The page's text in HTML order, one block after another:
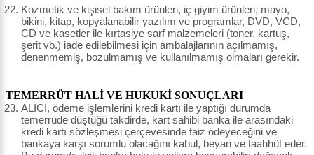
Kozmetik ve kişisel bakım ürünleri, iç giyim ürünleri, mayo,
bikini, kitap, kopyalanabilir yazılım ve programlar, DVD, VCD,
CD ve kasetler ile kırtasiye sarf malzemeleri (toner, kartuş,
şerit vb.) iade edilebilmesi için ambalajlarının açılmamış,
denenmemiş, bozulmamış ve kullanılmamış olmaları gerekir.
TEMERRÜT HALİ VE HUKUKİ SONUÇLARI
ALICI, ödeme işlemlerini kredi kartı ile yaptığı durumda
temerrüde düştüğü takdirde, kart sahibi banka ile arasındaki
kredi kartı sözleşmesi çerçevesinde faiz ödeyeceğini ve
bankaya karşı sorumlu olacağını kabul, beyan ve taahhüt eder.